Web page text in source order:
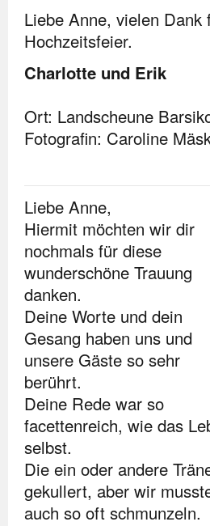
Liebe Anne, vielen
Hochzeitsfeier.
Charlotte und Erik
Ort: Landscheune
Fotografin: Caroline
Liebe Anne,
Hiermit möchten wir dir
nochmals für diese
wunderschöne Trauung
danken.
Deine Worte und dein
Gesang haben uns und
unsere Gäste so sehr
berührt.
Deine Rede war so
facettenreich, wie das
selbst.
Die ein oder andere
gekullert, aber wir
auch so oft schmunzeln.